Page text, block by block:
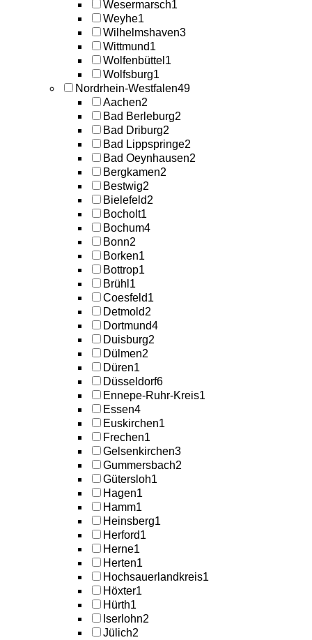
Wesermarsch1
Weyhe1
Wilhelmshaven3
Wittmund1
Wolfenbüttel 1
Wolfsburg1
Nordrhein-Westfalen49
Aachen2
Bad Berleburg2
Bad Driburg2
Bad Lippspringe2
Bad Oeynhausen2
Bergkamen2
Bestwig2
Bielefeld2
Bocholt1
Bochum4
Bonn2
Borken1
Bottrop1
Brühl 1
Coesfeld1
Detmold2
Dortmund4
Duisburg2
Dülmen2
Düren1
Düsseldorf6
Ennepe-Ruhr-Kreis1
Essen4
Euskirchen1
Frechen1
Gelsenkirchen3
Gummersbach2
Gütersloh1
Hagen1
Hamm1
Heinsberg1
Herford1
Herne1
Herten1
Hochsauerlandkreis1
Höxter1
Hürth1
Iserlohn2
Jülich2